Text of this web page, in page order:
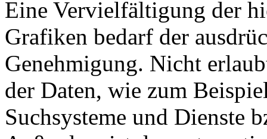
Eine Vervielfältigung der
Grafiken bedarf der
Genehmigung. Nicht
der Daten, wie zum
Suchsysteme und Dienste